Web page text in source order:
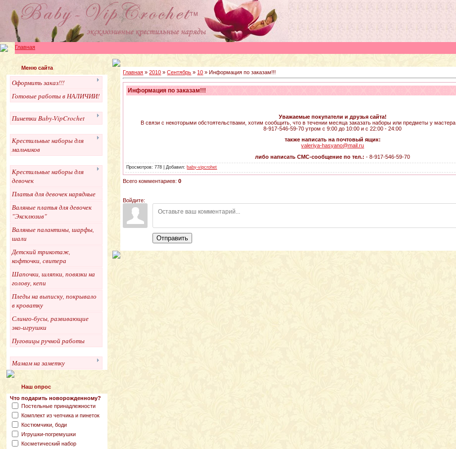
Главная
Меню сайта
Оформить заказ!!!
Готовые работы в НАЛИЧИИ!
Пинетки Baby-VipCrochet
Крестильные наборы для
мальчиков
Крестильные наборы для
девочек
Платья для девочек нарядные
Валяные платья для девочек
"Эксклюзив"
Валяные палантины, шарфы,
шали
Детский трикотаж,
кофточки, свитера
Шапочки, шляпки, повязки на
голову, кепи
Пледы на выписку, покрывало
в кроватку
Слинго-бусы, развивающие
эко-игрушки
Пуговицы ручной работы
Мамам на заметку
Наш опрос
Что подарить новорожденному?
Постельные принадлежности
Комплект из чепчика и пинеток
Костюмчики, боди
Игрушки-погремушки
Косметический набор
Главная »2010 » Сентябрь » 10 » Информация по заказам!!!
Информация по заказам!!!
Уважаемые покупатели и друзья сайта!
В связи с некоторыми обстоятельствами, хотим сообщить, что в течении месяца заказать наборы или предметы у мастера
8-917-546-59-70 утром с 9:00 до 10:00 и с 22:00 - 24:00
также написать на почтовый ящик:
valeriya-hasyano@mail.ru
либо написать СМС-сообщение по тел.:- 8-917-546-59-70
Просмотров: 778 | Добавил: baby-vipcrohet
Всего комментариев:0
Войдите:
Отправить